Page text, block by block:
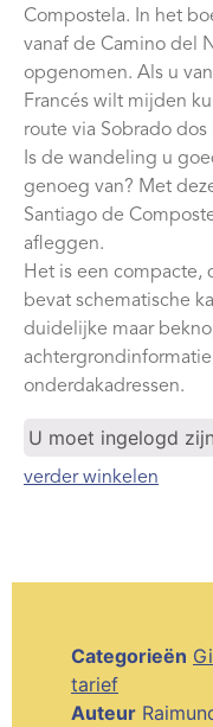
Compostela. In het
vanaf de Camino del
opgenomen. Als u
Francés wilt mijden
route via Sobrado
Is de wandeling u
genoeg van? Met
Santiago de
afleggen.
Het is een compacte,
bevat schematische
duidelijke maar
onderdakadressen.
U moet ingelogd
verder winkelen
Categorieën
tarief
Auteur